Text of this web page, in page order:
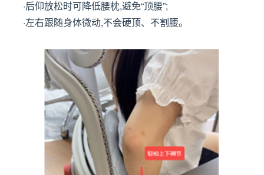
·后仰放松时可降低腰枕,避免“顶腰”;
·左右跟随身体微动,不会硬顶、不割腰。